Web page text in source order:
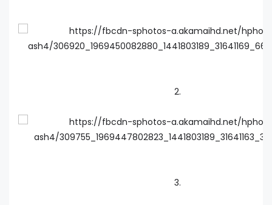
2.
3.